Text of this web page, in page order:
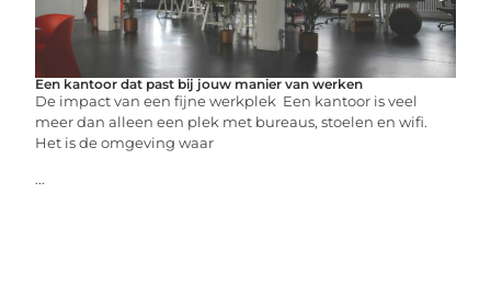
Een kantoor dat past bij jouw manier van werken
De impact van een fijne werkplek Een kantoor is veel
meer dan alleen een plek met bureaus, stoelen en wifi.
Het is de omgeving waar
...